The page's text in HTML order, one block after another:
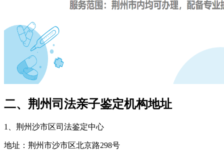
二、荆州司法亲子鉴定机构地址
1、荆州沙市区司法鉴定中心
地址：荆州市沙市区北京路298号